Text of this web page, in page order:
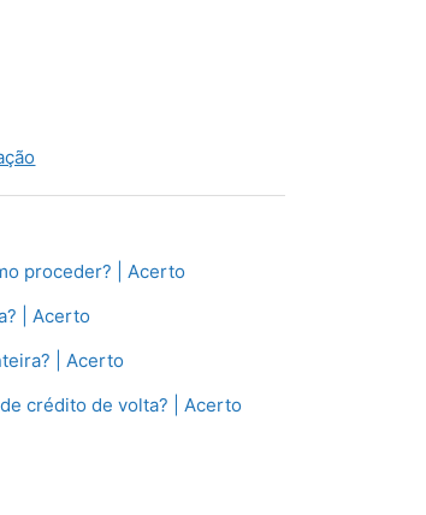
proceder? | Acerto
| Acerto
| Acerto
crédito de volta? | Acerto